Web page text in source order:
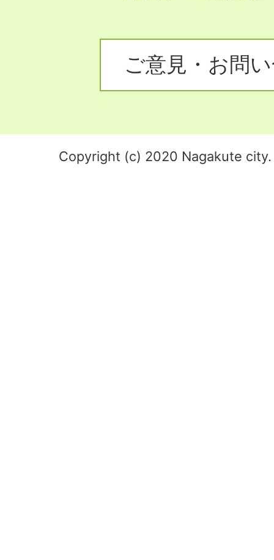
ご意見・お問
Copyright (c) 2020 Nagakute